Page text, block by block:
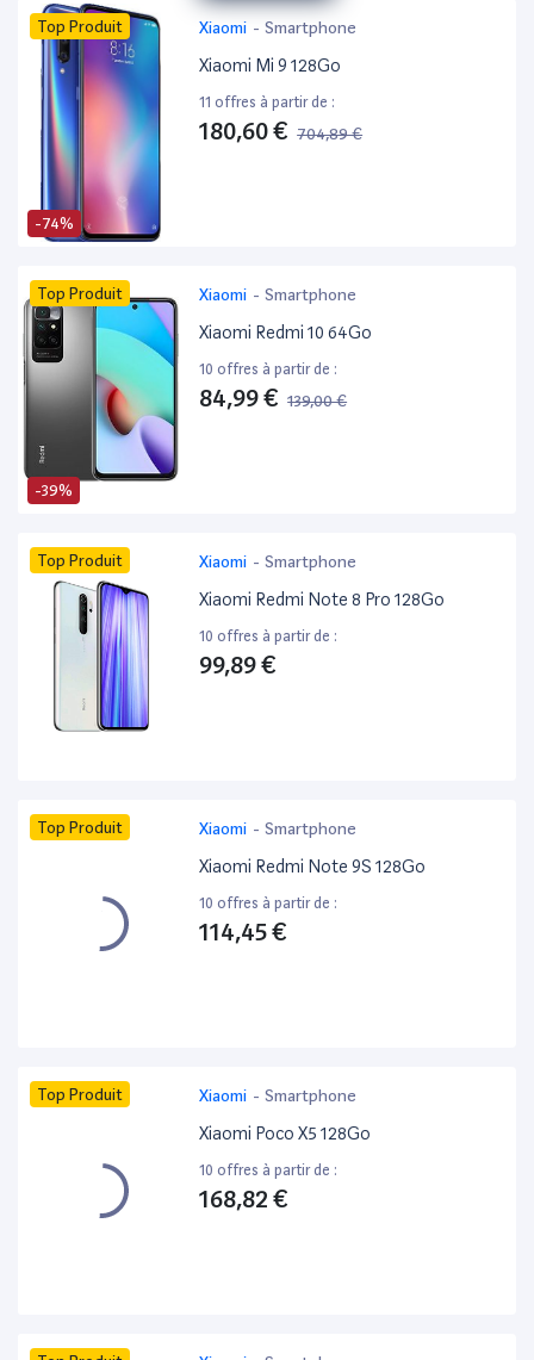
-74%
Top Produit Xiaomi - Smartphone
Xiaomi Mi 9 128Go
11 offres à partir de :
180,60 € 704,89 €
-39%
Top Produit Xiaomi - Smartphone
Xiaomi Redmi 10 64Go
10 offres à partir de :
84,99 € 139,00 €
Top Produit Xiaomi - Smartphone
Xiaomi Redmi Note 8 Pro 128Go
10 offres à partir de :
99,89 €
Top Produit Xiaomi - Smartphone
Xiaomi Redmi Note 9S 128Go
10 offres à partir de :
114,45 €
Top Produit Xiaomi - Smartphone
Xiaomi Poco X5 128Go
10 offres à partir de :
168,82 €